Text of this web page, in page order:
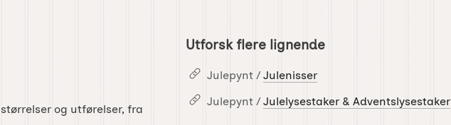
og utførelser, fra
Utforsk flere lignende
Julepynt / Julenisser
Julepynt / Julelysestaker & Adventslysestaker